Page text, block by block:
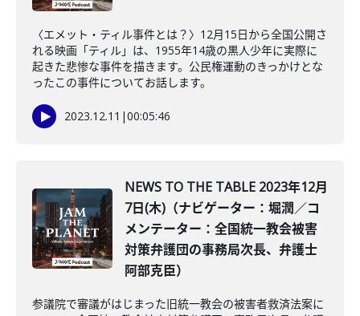
〈エメット・ティル事件とは？〉12月15日から全国公開さ
れる映画「ティル」は、1955年14歳の黒人少年に実際に
起きた悲惨な事件を描きます。公民権運動のきっかけとな
ったこの事件についてお話します。
2023.12.11 |00:05:46
NEWS TO THE TABLE 2023年12月
7日(木)（ナビゲーター：堀潤／コ
メンテーター：全国統一教会被害
対策弁護団の事務局次長、弁護士
阿部克臣）
参議院で審議がはじまった旧統一教会の被害者救済法案に